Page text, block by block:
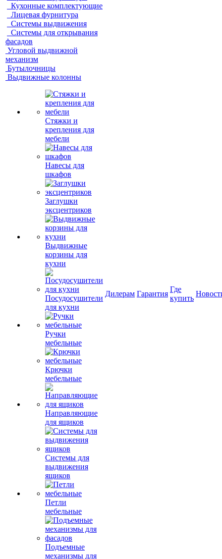
Кухонные комплектующие
Лицевая фурнитура
Системы выдвижения
Системы для открывания
фасадов
Угловой выдвижной
механизм
Бутылочницы
Выдвижные колонны
Стяжки и
крепления для
мебели
Навесы для
шкафов
Заглушки
эксцентриков
Выдвижные
корзины для
кухни
Посудосушители
для кухни
Ручки
мебельные
Крючки
мебельные
Направляющие
для ящиков
Системы для
выдвижения
ящиков
Петли
мебельные
Подъемные
механизмы для
Дилерам Гарантия
Где
купить